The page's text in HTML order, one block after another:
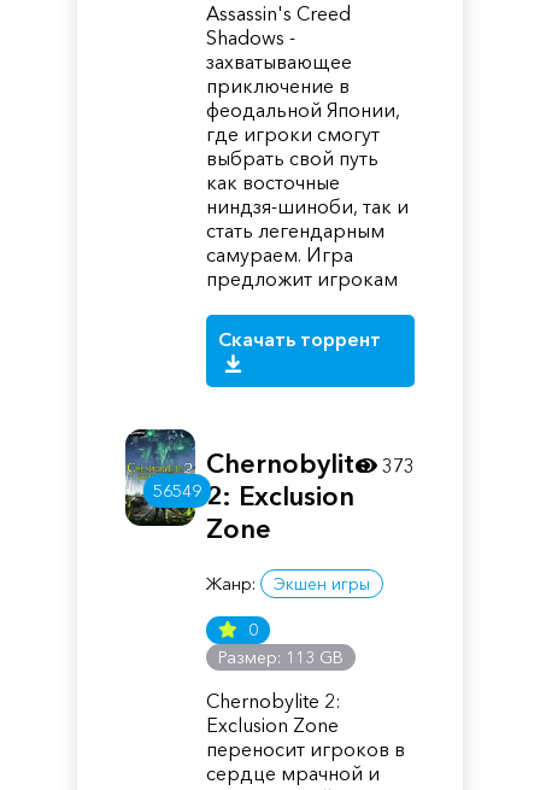
Assassin's Creed
Shadows -
захватывающее
приключение в
феодальной Японии,
где игроки смогут
выбрать свой путь
как восточные
ниндзя-шиноби, так и
стать легендарным
самураем. Игра
предложит игрокам
Скачать торрент
56549
Chernobylite
2: Exclusion
Zone
Жанр: Экшен игры
0
Размер: 113 GB
Chernobylite 2:
Exclusion Zone
переносит игроков в
сердце мрачной и
373